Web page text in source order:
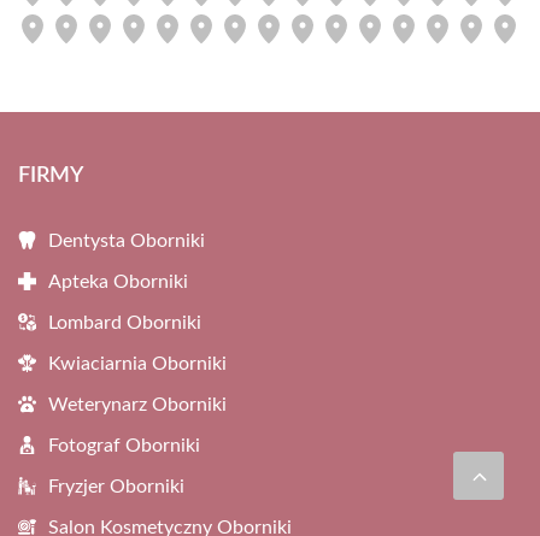
FIRMY
Dentysta Oborniki
Apteka Oborniki
Lombard Oborniki
Kwiaciarnia Oborniki
Weterynarz Oborniki
Fotograf Oborniki
Fryzjer Oborniki
Salon Kosmetyczny Oborniki